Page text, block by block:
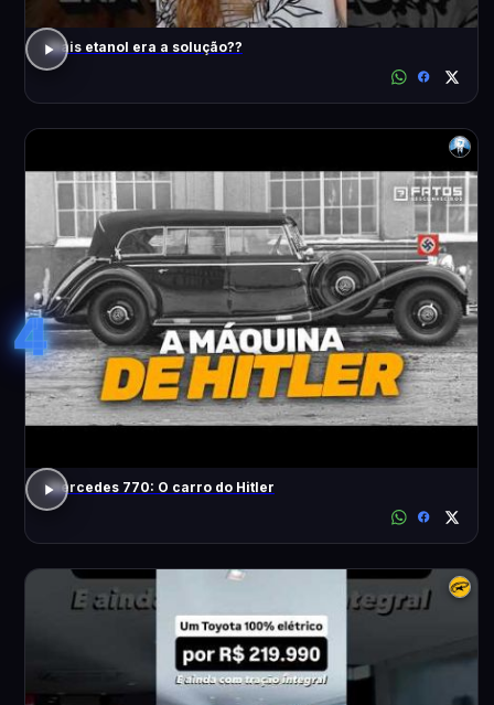
Mais etanol era a solução??
4
Mercedes 770: O carro do Hitler